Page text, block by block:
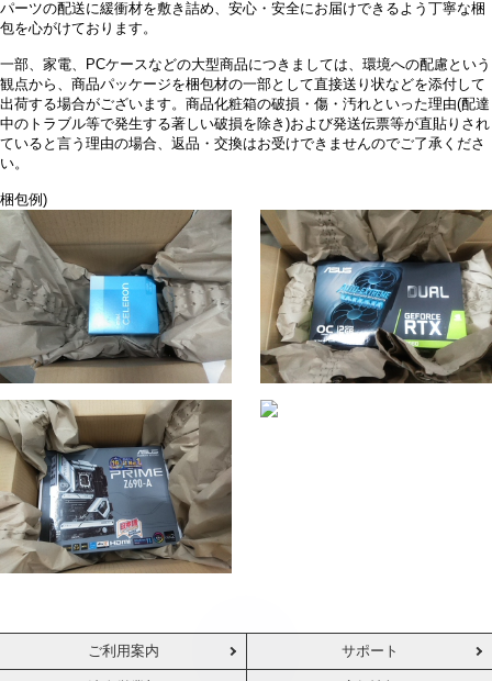
パーツの配送に緩衝材を敷き詰め、安心・安全にお届けできるよう丁寧な梱
包を心がけております。
一部、家電、PCケースなどの大型商品につきましては、環境への配慮という
観点から、商品パッケージを梱包材の一部として直接送り状などを添付して
出荷する場合がございます。商品化粧箱の破損・傷・汚れといった理由(配達
中のトラブル等で発生する著しい破損を除き)および発送伝票等が直貼りされ
ていると言う理由の場合、返品・交換はお受けできませんのでご了承くださ
い。
梱包例)
ご利用案内 サポート